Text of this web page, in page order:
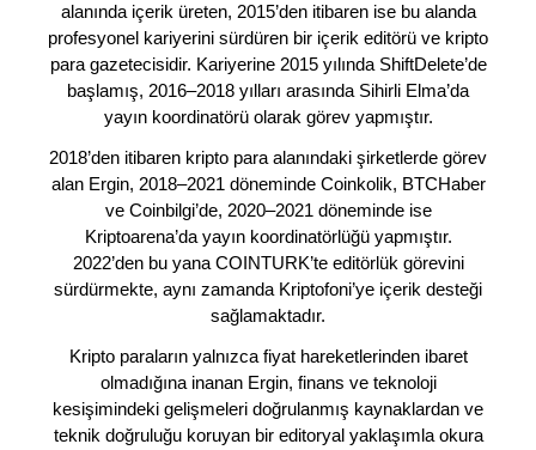
alanında içerik üreten, 2015’den itibaren ise bu alanda
profesyonel kariyerini sürdüren bir içerik editörü ve kripto
para gazetecisidir. Kariyerine 2015 yılında ShiftDelete’de
başlamış, 2016–2018 yılları arasında Sihirli Elma’da
yayın koordinatörü olarak görev yapmıştır.
2018’den itibaren kripto para alanındaki şirketlerde görev
alan Ergin, 2018–2021 döneminde Coinkolik, BTCHaber
ve Coinbilgi’de, 2020–2021 döneminde ise
Kriptoarena’da yayın koordinatörlüğü yapmıştır.
2022’den bu yana COINTURK’te editörlük görevini
sürdürmekte, aynı zamanda Kriptofoni’ye içerik desteği
sağlamaktadır.
Kripto paraların yalnızca fiyat hareketlerinden ibaret
olmadığına inanan Ergin, finans ve teknoloji
kesişimindeki gelişmeleri doğrulanmış kaynaklardan ve
teknik doğruluğu koruyan bir editoryal yaklaşımla okura